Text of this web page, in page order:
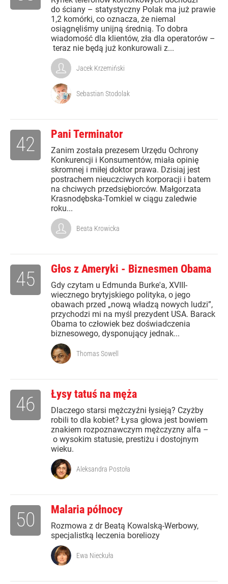
do ściany – statystyczny Polak ma już prawie
1,2 komórki, co oznacza, że niemal
osiągnęliśmy unijną średnią. To dobra
wiadomość dla klientów, zła dla operatorów –
teraz nie będą już konkurowali z...
Jacek Krzemiński
Sebastian Stodolak
Pani Terminator
Zanim została prezesem Urzędu Ochrony
Konkurencji i Konsumentów, miała opinię
skromnej i miłej doktor prawa. Dzisiaj jest
postrachem nieuczciwych korporacji i batem
na chciwych przedsiębiorców. Małgorzata
Krasnodębska-Tomkiel w ciągu zaledwie
roku...
42
Beata Krowicka
Głos z Ameryki - Biznesmen Obama
Gdy czytam u Edmunda Burke'a, XVIII-
wiecznego brytyjskiego polityka, o jego
obawach przed „nową władzą nowych ludzi”,
przychodzi mi na myśl prezydent USA. Barack
Obama to człowiek bez doświadczenia
biznesowego, dysponujący jednak...
45
Thomas Sowell
Łysy tatuś na męża
Dlaczego starsi mężczyźni łysieją? Czyżby
robili to dla kobiet? Łysa głowa jest bowiem
znakiem rozpoznawczym mężczyzny alfa –
o wysokim statusie, prestiżu i dostojnym
wieku.
46
Aleksandra Postoła
Malaria północy
Rozmowa z dr Beatą Kowalską-Werbowy,
specjalistką leczenia boreliozy
50
Ewa Nieckuła